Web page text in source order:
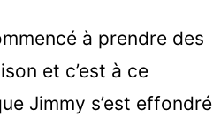
à prendre des
et c’est à ce
Jimmy s’est effondré